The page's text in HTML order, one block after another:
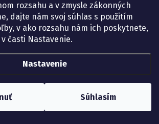
rozsahu a v zmysle zákonných
dajte nám svoj súhlas s použitím
v ako rozsahu nám ich poskytnete,
časti Nastavenie.
Nastavenie
Súhlasím